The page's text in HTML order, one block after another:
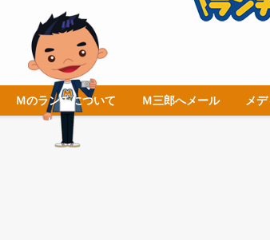
Ｍのランチについて Ｍ三郎へメール メ